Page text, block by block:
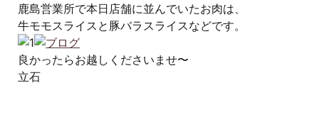
鹿島営業所で本日店舗に並んでいたお肉は、
牛モモスライスと豚バラスライスなどです。
良かったらお越しくださいませ〜
立石